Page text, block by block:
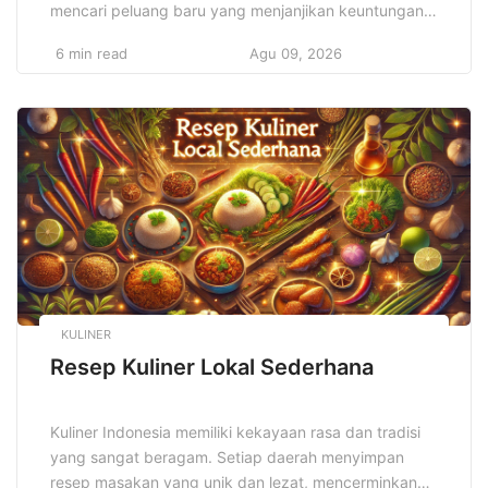
mencari peluang baru yang menjanjikan keuntungan
satu peluang investasi terbaik yang kini tengah
investor adalah Investasi Bisnis Online 2025. Bisnis
online telah mengalami transformasi […]
6 min read Agu 09, 2026
KULINER
Resep Kuliner Lokal Sederhana
Kuliner Indonesia memiliki kekayaan rasa dan tradisi
yang sangat beragam. Setiap daerah menyimpan
resep masakan yang unik dan lezat, mencerminkan